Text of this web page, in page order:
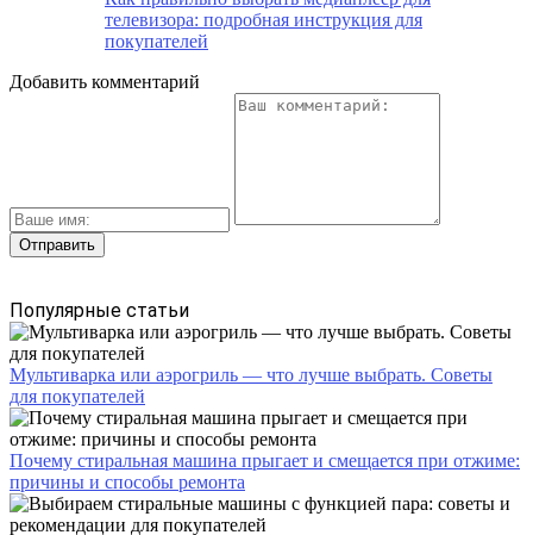
телевизора: подробная инструкция для
покупателей
Добавить комментарий
Популярные статьи
Мультиварка или аэрогриль — что лучше выбрать. Советы
для покупателей
Почему стиральная машина прыгает и смещается при отжиме:
причины и способы ремонта